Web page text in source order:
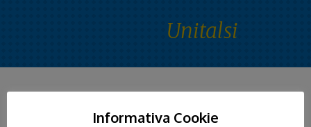
Unitalsi
Informativa Cookie